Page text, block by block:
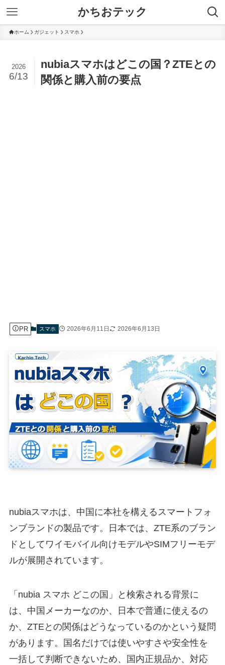
かちおテック
ホーム ガジェット スマホ
nubiaスマホはどこの国？ZTEとの
関係と購入前の要点
2026
6/13
PR スマホ 2026年6月11日 2026年6月13日
nubiaスマホは、中国に本社を構えるスマートフォ
ンブランドの製品です。日本では、ZTE系のブラン
ドとしてワイモバイル向けモデルやSIMフリーモデ
ルが展開されています。
「nubia スマホ どこの国」と検索される背景に
は、中国メーカーなのか、日本で普通に使えるの
か、ZTEとの関係はどうなっているのかという疑問
があります。国名だけでは使いやすさや安全性を
一括して判断できないため、国内正規品か、対応